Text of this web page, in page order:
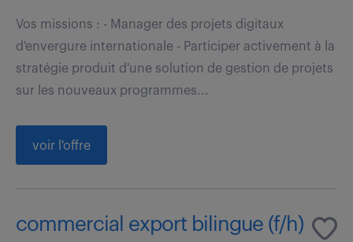
Vos missions : - Manager des projets digitaux
d'envergure internationale - Participer activement à la
stratégie produit d'une solution de gestion de projets
sur les nouveaux programmes...
voir l'offre
commercial export bilingue (f/h)